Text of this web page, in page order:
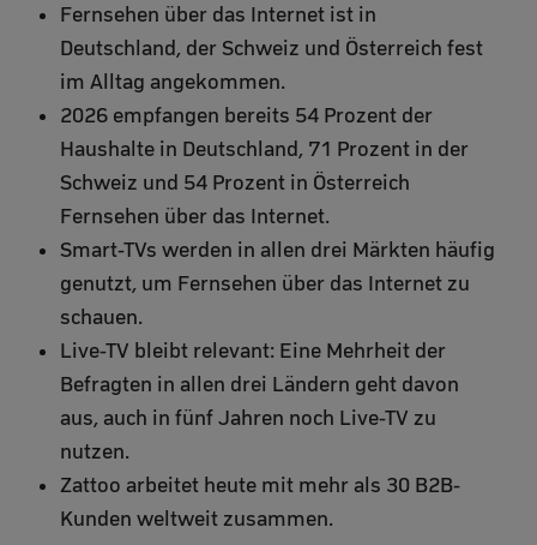
Fernsehen über das Internet ist in
Deutschland, der Schweiz und Österreich fest
im Alltag angekommen.
2026 empfangen bereits 54 Prozent der
Haushalte in Deutschland, 71 Prozent in der
Schweiz und 54 Prozent in Österreich
Fernsehen über das Internet.
Smart-TVs werden in allen drei Märkten häufig
genutzt, um Fernsehen über das Internet zu
schauen.
Live-TV bleibt relevant: Eine Mehrheit der
Befragten in allen drei Ländern geht davon
aus, auch in fünf Jahren noch Live-TV zu
nutzen.
Zattoo arbeitet heute mit mehr als 30 B2B-
Kunden weltweit zusammen.